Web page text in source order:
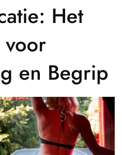
Het
voor
en Begrip